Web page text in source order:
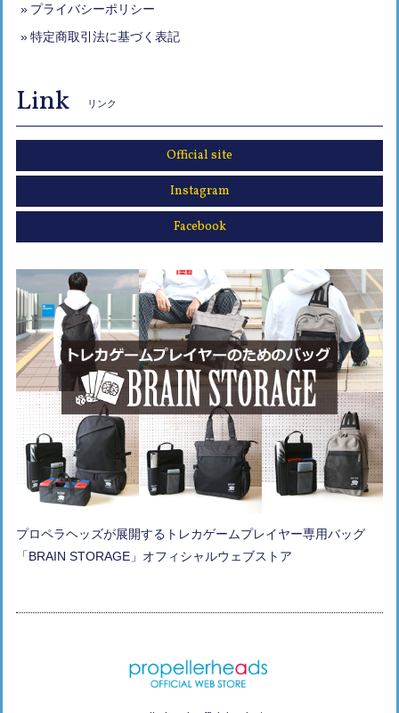
プライバシーポリシー
特定商取引法に基づく表記
Link リンク
Official site
Instagram
Facebook
プロペラヘッズが展開するトレカゲームプレイヤー専用バッグ
「BRAIN STORAGE」オフィシャルウェブストア